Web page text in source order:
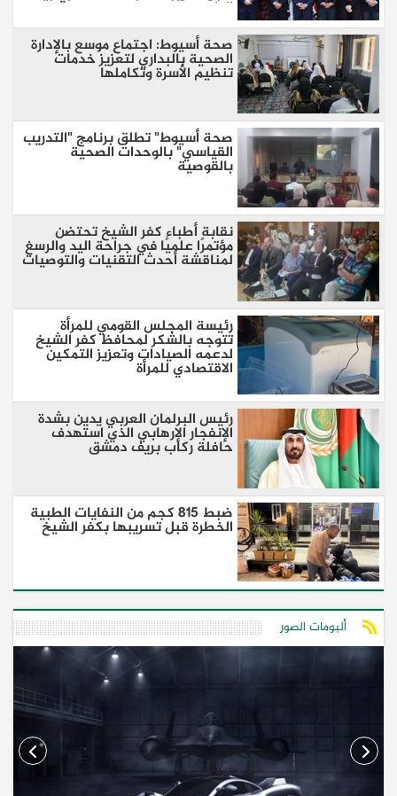
البلدين
صحة أسيوط: اجتماع موسع بالإدارة
الصحية بالبداري لتعزيز خدمات
تنظيم الأسرة وتكاملها
صحة أسيوط" تطلق برنامج "التدريب
القياسي" بالوحدات الصحية
بالقوصية
نقابة أطباء كفر الشيخ تحتضن
مؤتمرًا علميًا في جراحة اليد والرسغ
لمناقشة أحدث التقنيات والتوصيات
رئيسة المجلس القومي للمرأة
تتوجه بالشكر لمحافظ كفر الشيخ
لدعمه الصيادات وتعزيز التمكين
الاقتصادي للمرأة
رئيس البرلمان العربي يدين بشدة
الإنفجار الإرهابي الذي استهدف
حافلة ركاب بريف دمشق
ضبط 815 كجم من النفايات الطبية
الخطرة قبل تسريبها بكفر الشيخ
ألبومات الصور